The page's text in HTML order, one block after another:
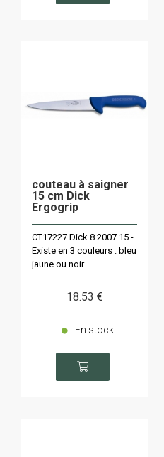
couteau à saigner
15 cm Dick
Ergogrip
CT17227 Dick 8 2007 15 -
Existe en 3 couleurs : bleu
jaune ou noir
18.53 €
En stock